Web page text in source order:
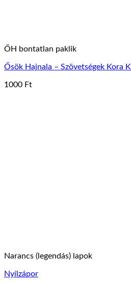
ŐH bontatlan paklik
Ősök Hajnala – Szövetségek Kora
1000 Ft
Narancs (legendás) lapok
Nyílzápor